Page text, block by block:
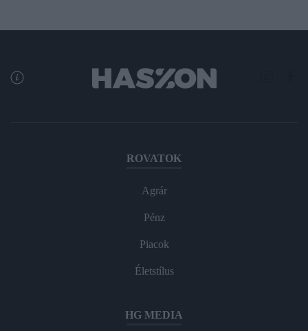
ROVATOK
Agrár
Pénz
Piacok
Életstílus
HG MEDIA